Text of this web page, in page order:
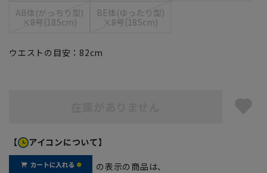
AB体(がっちり型)
×8号(185cm)
BE体(ゆったり型)
×8号(185cm)
ウエストの目安： 82cm
【 アイコンについて】
の表示の商品は、